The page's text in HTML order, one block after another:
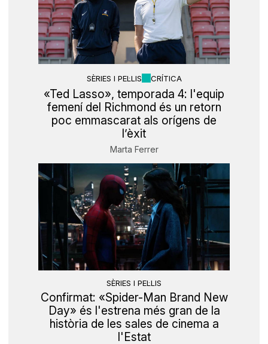
SÈRIES I PEL·LIS CRÍTICA
«Ted Lasso», temporada 4: l'equip
femení del Richmond és un retorn
poc emmascarat als orígens de
l’èxit
Marta Ferrer
SÈRIES I PEL·LIS
Confirmat: «Spider-Man Brand New
Day» és l'estrena més gran de la
història de les sales de cinema a
l'Estat